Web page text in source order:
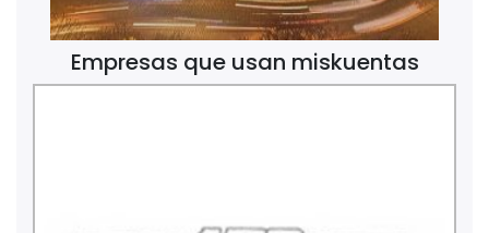
Empresas que usan miskuentas